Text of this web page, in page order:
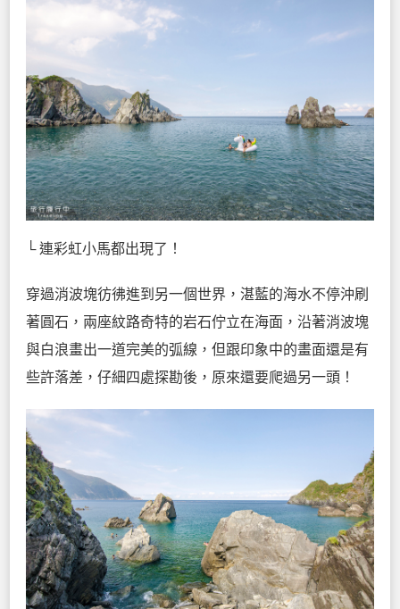
└ 連彩虹小馬都出現了！
穿過消波塊彷彿進到另一個世界，湛藍的海水不停沖刷
著圓石，兩座紋路奇特的岩石佇立在海面，沿著消波塊
與白浪畫出一道完美的弧線，但跟印象中的畫面還是有
些許落差，仔細四處探勘後，原來還要爬過另一頭！